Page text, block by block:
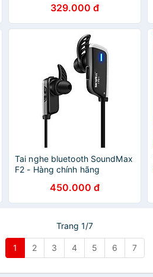
329.000 đ
Tai nghe bluetooth SoundMax
F2 - Hàng chính hãng
450.000 đ
Trang 1/7
1 2 3 4 5 6 7